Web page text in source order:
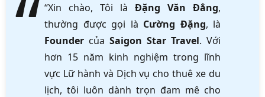
“Xin chào, Tôi là Đặng Văn Đẳng,
thường được gọi là Cường Đặng, là
Founder của Saigon Star Travel. Với
hơn 15 năm kinh nghiệm trong lĩnh
vực Lữ hành và Dịch vụ cho thuê xe du
lịch, tôi luôn dành trọn đam mê cho